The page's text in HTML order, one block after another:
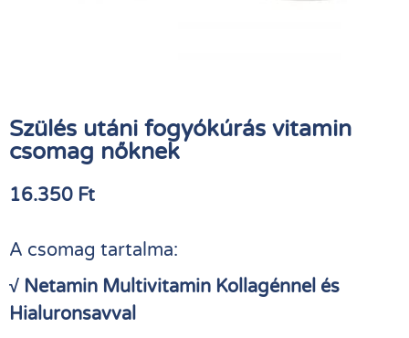
Szülés utáni fogyókúrás vitamin
csomag nőknek
16.350 Ft
A csomag tartalma:
√ Netamin Multivitamin Kollagénnel és
Hialuronsavval